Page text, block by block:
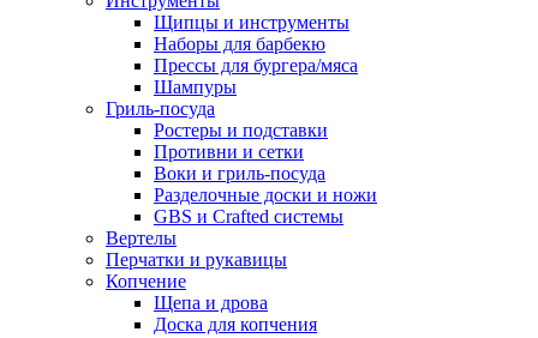
Щипцы и инструменты
Наборы для барбекю
Прессы для бургера/мяса
Шампуры
Гриль-посуда
Ростеры и подставки
Противни и сетки
Воки и гриль-посуда
Разделочные доски и ножи
GBS и Crafted системы
Вертелы
Перчатки и рукавицы
Копчение
Щепа и дрова
Доска для копчения